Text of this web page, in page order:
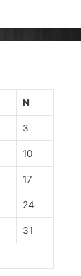
N
3
10
17
24
31